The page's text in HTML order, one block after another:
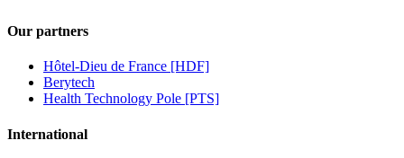
Our partners
Hôtel-Dieu de France [HDF]
Berytech
Health Technology Pole [PTS]
International